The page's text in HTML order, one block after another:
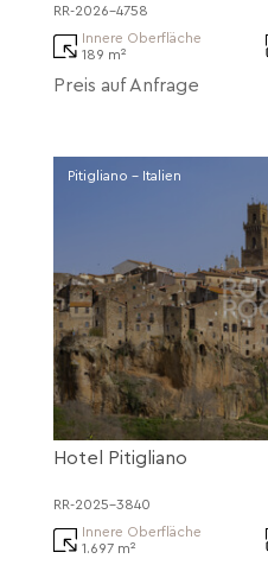
RR-2026-4758
Innere Oberfläche
189 m²
Preis auf Anfrage
Pitigliano - Italien
Hotel Pitigliano
RR-2025-3840
Innere Oberfläche
1.697 m²